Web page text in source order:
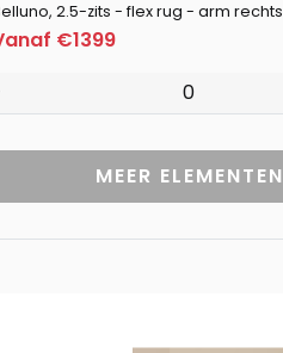
2.5-zits - flex rug - arm rechts
€1399
0
MEER ELEMENTEN